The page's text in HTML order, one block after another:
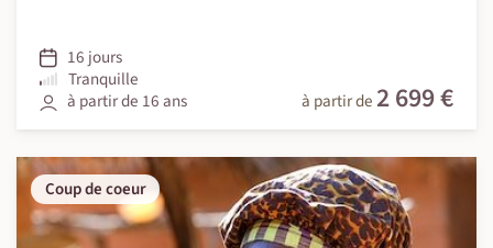
16 jours
Tranquille
à partir de 16 ans
à partir de 2 699 €
Coup de coeur